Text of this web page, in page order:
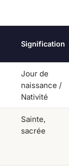
Signification
Jour de
naissance /
Nativité
Sainte,
sacrée